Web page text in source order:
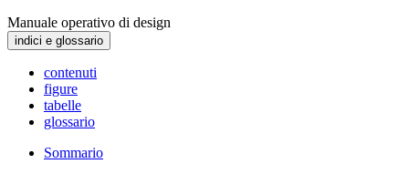
Manuale operativo di design
indici e glossario
contenuti
figure
tabelle
glossario
Sommario